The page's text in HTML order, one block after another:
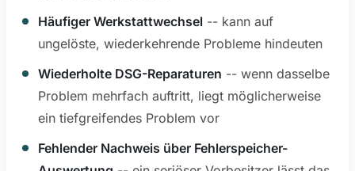
Häufiger Werkstattwechsel -- kann auf
ungelöste, wiederkehrende Probleme hindeuten
Wiederholte DSG-Reparaturen -- wenn dasselbe
Problem mehrfach auftritt, liegt möglicherweise
ein tiefgreifendes Problem vor
Fehlender Nachweis über Fehlerspeicher-